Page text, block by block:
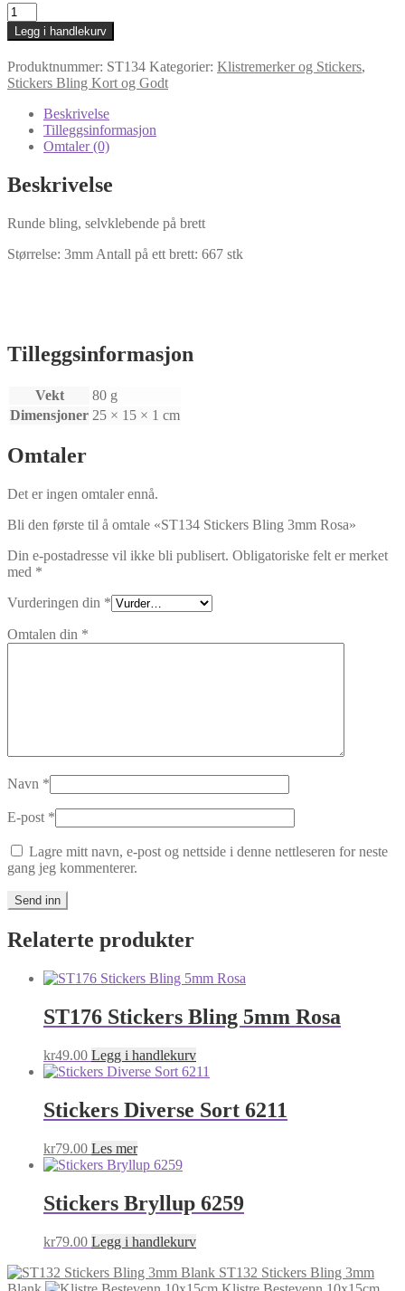
ST134
Stickers
Bling
3mm
Rosa
antall
Legg i handlekurv
Produktnummer: ST134 Kategorier: Klistremerker og Stickers,
Stickers Bling Kort og Godt
Beskrivelse
Tilleggsinformasjon
Omtaler (0)
Beskrivelse
Runde bling, selvklebende på brett
Størrelse: 3mm Antall på ett brett: 667 stk
Tilleggsinformasjon
Vekt
80 g
Dimensjoner 25 × 15 × 1 cm
Omtaler
Det er ingen omtaler ennå.
Bli den første til å omtale «ST134 Stickers Bling 3mm Rosa»
Din e-postadresse vil ikke bli publisert. Obligatoriske felt er merket
med *
Vurderingen din *
Omtalen din *
Navn *
E-post *
Lagre mitt navn, e-post og nettside i denne nettleseren for neste
gang jeg kommenterer.
Relaterte produkter
ST176 Stickers Bling 5mm Rosa
kr49.00 Legg i handlekurv
Stickers Diverse Sort 6211
kr79.00 Les mer
Stickers Bryllup 6259
kr79.00 Legg i handlekurv
ST132 Stickers Bling 3mm